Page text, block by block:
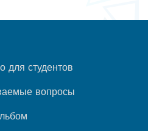
для студентов
вопросы